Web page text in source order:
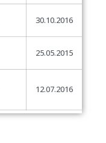
30.10.2016
25.05.2015
12.07.2016